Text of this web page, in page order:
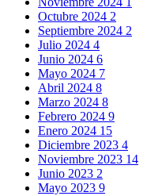
Octubre 2024 2
Septiembre 2024 2
Julio 2024 4
Junio 2024 6
Mayo 2024 7
Abril 2024 8
Marzo 2024 8
Febrero 2024 9
Enero 2024 15
Diciembre 2023 4
Noviembre 2023 14
Junio 2023 2
Mayo 2023 9